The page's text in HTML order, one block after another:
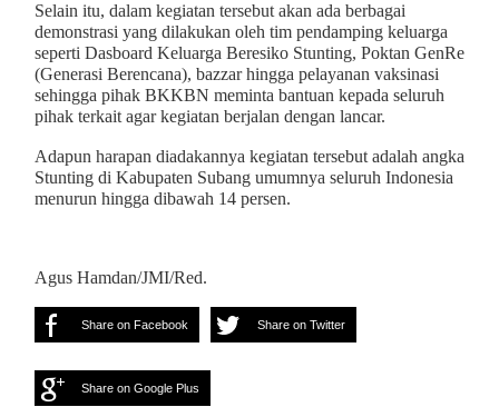
Selain itu, dalam kegiatan tersebut akan ada berbagai
demonstrasi yang dilakukan oleh tim pendamping keluarga
seperti Dasboard Keluarga Beresiko Stunting, Poktan GenRe
(Generasi Berencana), bazzar hingga pelayanan vaksinasi
sehingga pihak BKKBN meminta bantuan kepada seluruh
pihak terkait agar kegiatan berjalan dengan lancar.
Adapun harapan diadakannya kegiatan tersebut adalah angka
Stunting di Kabupaten Subang umumnya seluruh Indonesia
menurun hingga dibawah 14 persen.
Agus Hamdan/JMI/Red.
Share on Facebook Share on Twitter
Share on Google Plus